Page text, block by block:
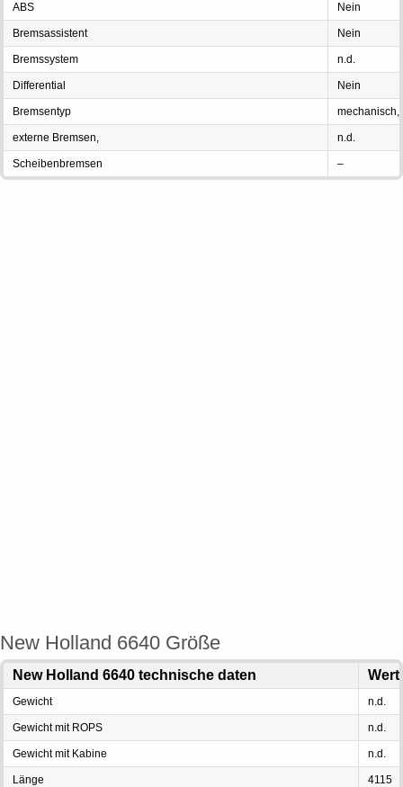
ABS Nein
Bremsassistent Nein
Bremssystem n.d.
Differential Nein
Bremsentyp mechanisch,
externe Bremsen, n.d.
Scheibenbremsen –
New Holland 6640 Größe
New Holland 6640 technische daten Wert
Gewicht n.d.
Gewicht mit ROPS n.d.
Gewicht mit Kabine n.d.
Länge
4115